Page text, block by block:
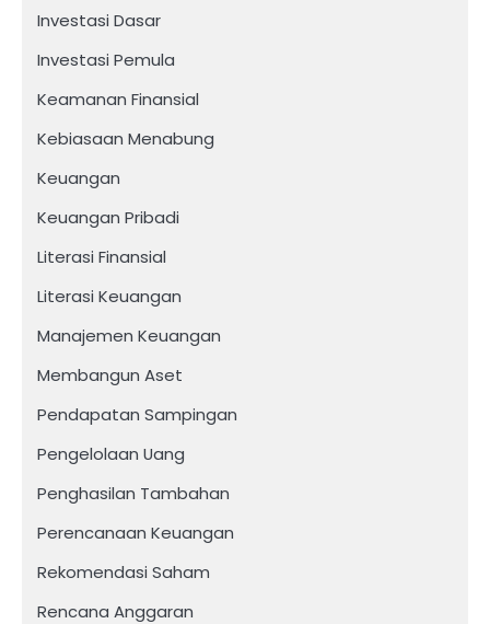
Investasi Dasar
Investasi Pemula
Keamanan Finansial
Kebiasaan Menabung
Keuangan
Keuangan Pribadi
Literasi Finansial
Literasi Keuangan
Manajemen Keuangan
Membangun Aset
Pendapatan Sampingan
Pengelolaan Uang
Penghasilan Tambahan
Perencanaan Keuangan
Rekomendasi Saham
Rencana Anggaran